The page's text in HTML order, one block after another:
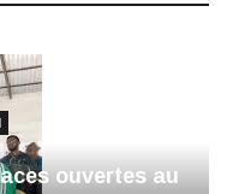
ouvertes au